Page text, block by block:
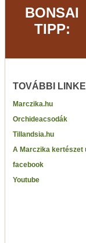
BONSAI
TIPP:
TOVÁBBI
Marczika.hu
Orchideacsodák
Tillandsia.hu
A Marczika kertészet
facebook
Youtube